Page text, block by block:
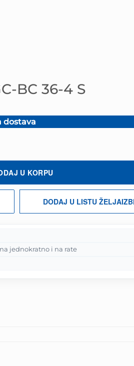
BC 36-4 S
dostava
U KORPU
DODAJ U LISTU ŽELJA
jednokratno i na rate